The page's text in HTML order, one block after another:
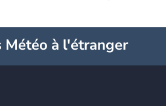
à l'étranger